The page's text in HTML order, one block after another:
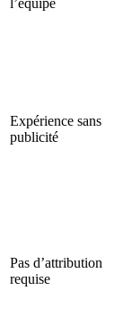
Expérience sans
publicité
Pas d’attribution
requise